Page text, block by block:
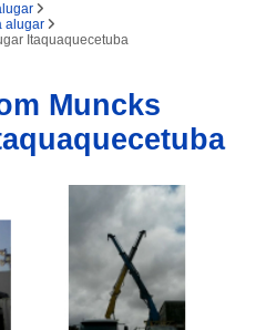
alugar
Itaquaquecetuba
Muncks